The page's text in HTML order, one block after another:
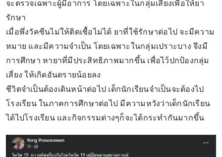
จะตรวจเฉพาะผู้มีอาการ โดยเฉพาะในกลุ่มเสี่ยงเพื่อให้ยา
รักษา
เมื่อพึ่งวัคซีนไม่ให้ติดเชื้อไม่ได้ ยาที่ใช้รักษาต่อไป จะมีความ
หมาย และมีความจำเป็น โดยเฉพาะในกลุ่มเปราะบาง จึงมี
การศึกษา หายาที่มีประสิทธิภาพมากขึ้น เพื่อไว้ปกป้องกลุ่ม
เสี่ยง ให้เกิดอันตรายน้อยลง
ชีวิตจำเป็นต้องเดินหน้าต่อไป เด็กนักเรียนจำเป็นจะต้องไป
โรงเรียน ในภาคการศึกษาต่อไป มีความหวังว่าเด็กนักเรียน
ได้ไปโรงเรียน และกิจกรรมต่างๆก็จะได้กระทำกันมากขึ้น